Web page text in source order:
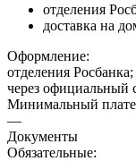
отделения
доставка на
Оформление:
отделения
через официальный
Минимальный
—
Документы
Обязательные: